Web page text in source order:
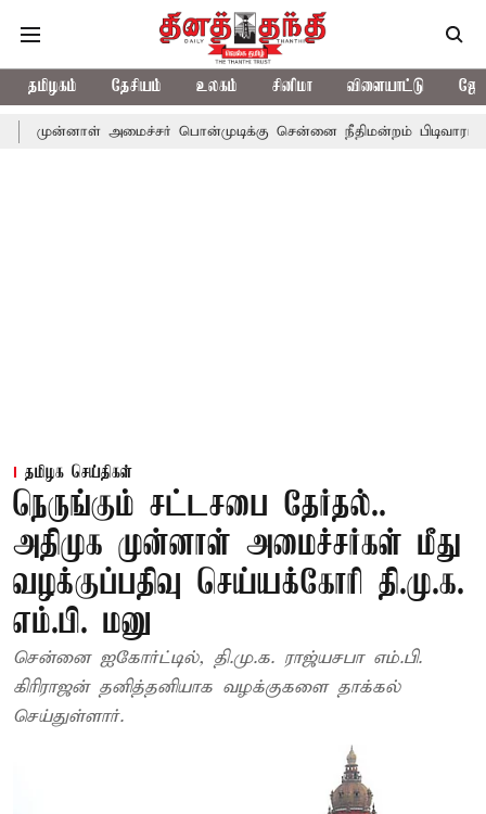
தமிழகம் தேசியம் உலகம் சினிமா விளையாட்டு
அமைச்சர் பொன்முடிக்கு சென்னை நீதிமன்றம் பிடிவாராண்ட்
தமிழக செய்திகள்
நெருங்கும் சட்டசபை தேர்தல்..
அதிமுக முன்னாள் அமைச்சர்கள் மீது
வழக்குப்பதிவு செய்யக்கோரி தி.மு.க.
எம்.பி. மனு
சென்னை ஐகோர்ட்டில், தி.மு.க. ராஜ்யசபா எம்.பி.
கிரிராஜன் தனித்தனியாக வழக்குகளை தாக்கல்
செய்துள்ளார்.